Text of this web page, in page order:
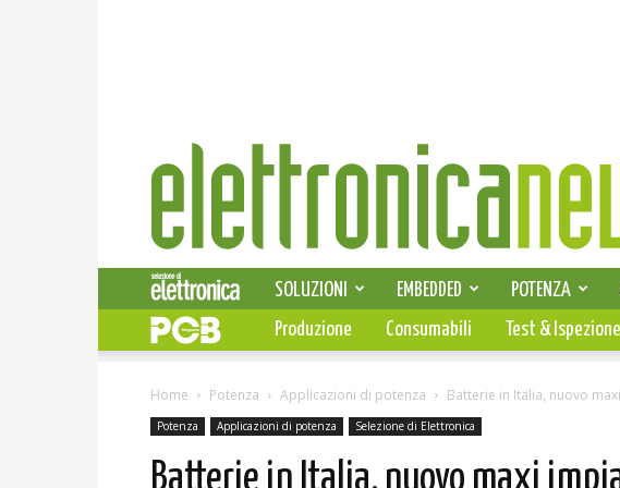
Elettronica
News
SELEZIONE DI
SOLUZIONI EMBEDDED POTENZA
PCB
Produzione Consumabili Test & Ispezione
Home Potenza Applicazioni di potenza Batterie in Italia, nuovo
Potenza Applicazioni di potenza Selezione di Elettronica
Batterie in Italia, nuovo maxi